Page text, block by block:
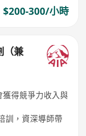
$200-300/小時
（兼
得競爭力收入與
訓，資深導師帶